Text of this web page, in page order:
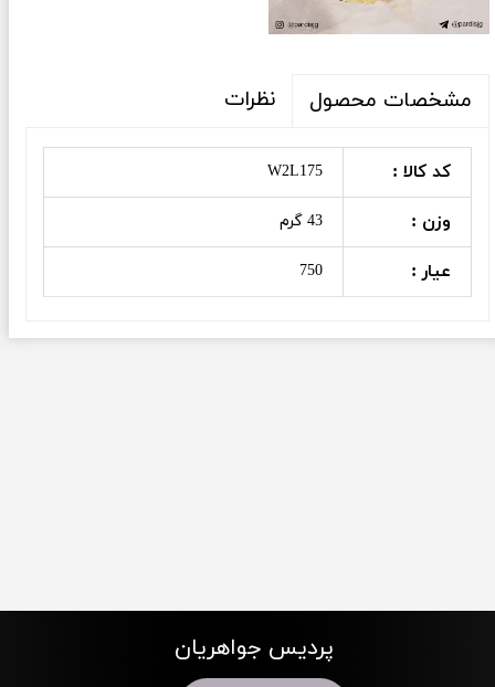
مشخصات محصول نظرات
کد کالا : W2L175
وزن : 43 گرم
عیار : 750
پردیس جواهریان